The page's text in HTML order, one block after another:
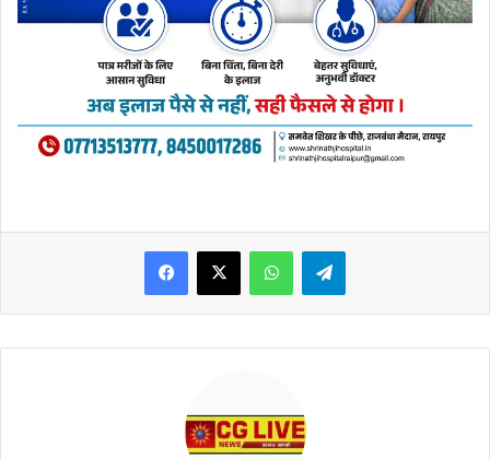
WhatsAppTelegram